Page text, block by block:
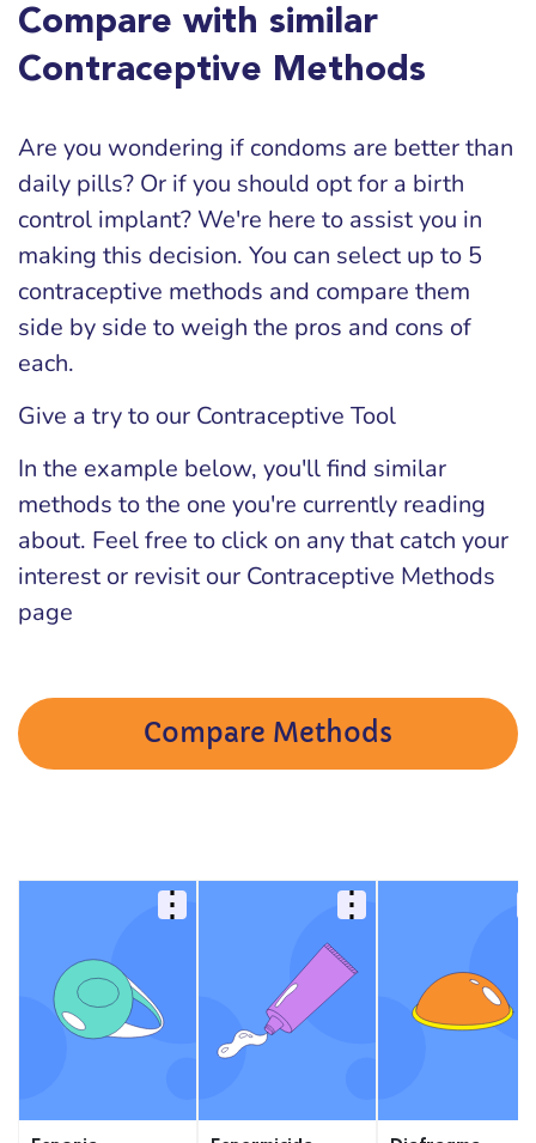
Compare with similar
Contraceptive Methods
Are you wondering if condoms are better than
daily pills? Or if you should opt for a birth
control implant? We're here to assist you in
making this decision. You can select up to 5
contraceptive methods and compare them
side by side to weigh the pros and cons of
each.
Give a try to our Contraceptive Tool
In the example below, you'll find similar
methods to the one you're currently reading
about. Feel free to click on any that catch your
interest or revisit our Contraceptive Methods
page
Compare Methods